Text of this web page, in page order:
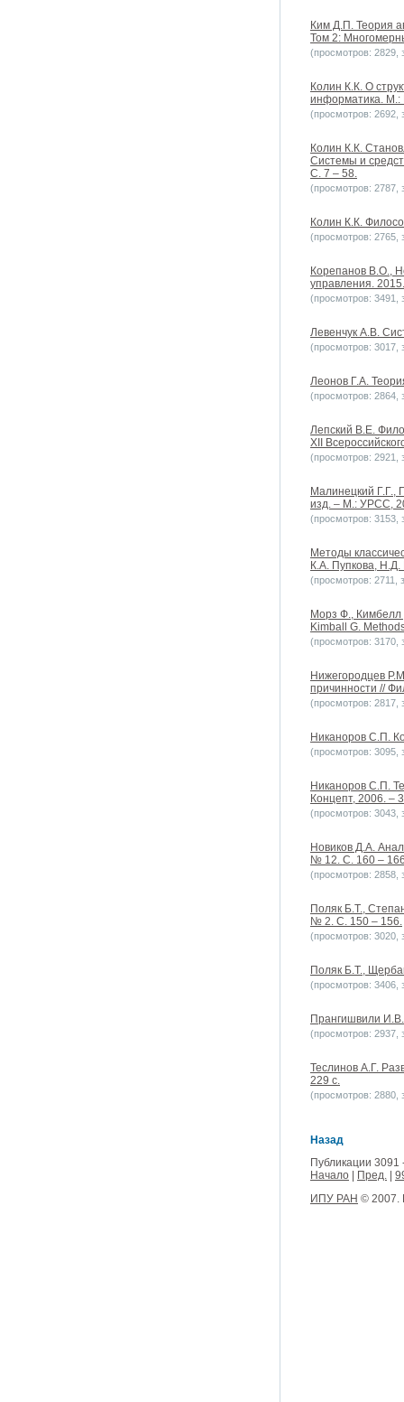
Ким Д.П. Теория
Том 2:
(просмотров: 2829,
Колин К.К. О
информатика.
(просмотров: 2692,
Колин К.К.
Системы и
С. 7 – 58.
(просмотров: 2787,
Колин К.К.
(просмотров: 2765,
Корепанов В.О.,
управления.
(просмотров: 3491,
Левенчук А.В.
(просмотров: 3017,
Леонов Г.А.
(просмотров: 2864,
Лепский В.Е.
XII
(просмотров: 2921,
Малинецкий Г.Г.,
изд. – М.: УРСС,
(просмотров: 3153,
Методы
К.А. Пупкова,
(просмотров: 2711,
Морз Ф., Кимбелл
Kimball G.
(просмотров: 3170,
Нижегородцев
причинности //
(просмотров: 2817,
Никаноров С.П.
(просмотров: 3095,
Никаноров С.П.
Концепт, 2006. –
(просмотров: 3043,
Новиков Д.А.
№ 12. C. 160 –
(просмотров: 2858,
Поляк Б.Т.,
№ 2. С. 150 – 156.
(просмотров: 3020,
Поляк Б.Т.,
(просмотров: 3406,
Прангишвили
(просмотров: 2937,
Теслинов А.Г.
229 с.
(просмотров: 2880,
Назад
Публикации 3091
Начало
Пред.
ИПУ РАН © 2007.